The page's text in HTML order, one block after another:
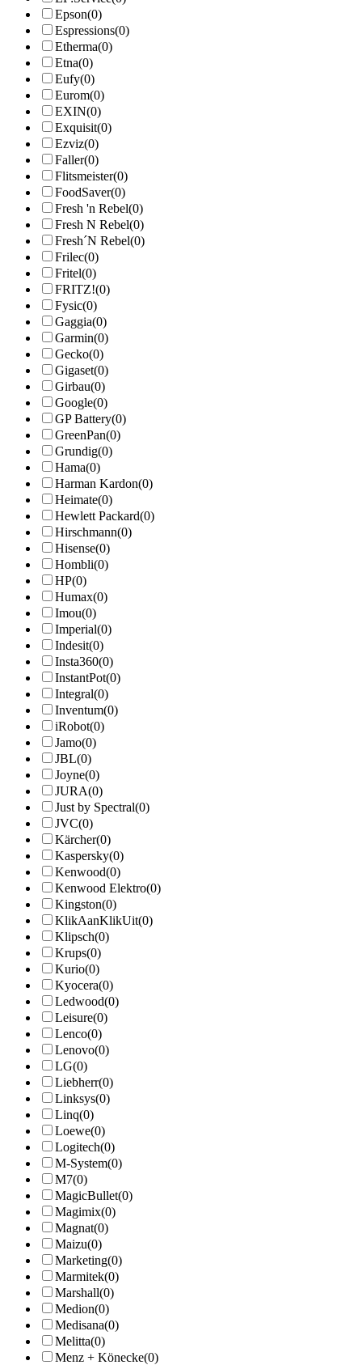
Epson(0)
Espressions(0)
Etherma(0)
Etna(0)
Eufy(0)
Eurom(0)
EXIN(0)
Exquisit(0)
Ezviz(0)
Faller(0)
Flitsmeister(0)
FoodSaver(0)
Fresh 'n Rebel(0)
Fresh N Rebel(0)
Fresh´N Rebel(0)
Frilec(0)
Fritel(0)
FRITZ!(0)
Fysic(0)
Gaggia(0)
Garmin(0)
Gecko(0)
Gigaset(0)
Girbau(0)
Google(0)
GP Battery(0)
GreenPan(0)
Grundig(0)
Hama(0)
Harman Kardon(0)
Heimate(0)
Hewlett Packard(0)
Hirschmann(0)
Hisense(0)
Hombli(0)
HP(0)
Humax(0)
Imou(0)
Imperial(0)
Indesit(0)
Insta360(0)
InstantPot(0)
Integral(0)
Inventum(0)
iRobot(0)
Jamo(0)
JBL(0)
Joyne(0)
JURA(0)
Just by Spectral(0)
JVC(0)
Kärcher(0)
Kaspersky(0)
Kenwood(0)
Kenwood Elektro(0)
Kingston(0)
KlikAanKlikUit(0)
Klipsch(0)
Krups(0)
Kurio(0)
Kyocera(0)
Ledwood(0)
Leisure(0)
Lenco(0)
Lenovo(0)
LG(0)
Liebherr(0)
Linksys(0)
Linq(0)
Loewe(0)
Logitech(0)
M-System(0)
M7(0)
MagicBullet(0)
Magimix(0)
Magnat(0)
Maizu(0)
Marketing(0)
Marmitek(0)
Marshall(0)
Medion(0)
Medisana(0)
Melitta(0)
Menz + Könecke(0)